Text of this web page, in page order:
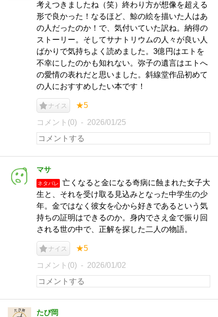
考えつきましたね（笑）終わり方が想像を超える
形で良かった！なるほど、鯨の絵を描いた人はあ
の人だったのか！で、気付いていた訳ね。納得の
ストーリー。そしてサナトリウムの人々が良い人
ばかりで気持ちよく読めました。3億円はエトを
不幸にしたのかも知れない。弥子の遺言はエトへ
の愛情の表れだと思いました。斜線堂作品初めて
の人におすすめしたい本です！
ナイス ★5
コメント(0) 2026/01/25
マサ
ネタバレ
亡くなると金になる奇病に蝕まれた女子大
生と、それを受け取る見込みとなった中学生の少
年。金ではなく彼女を心から好きであるという気
持ちの証明はできるのか。身内でさえ金で振り回
される世の中で、正解を探した二人の物語。
ナイス ★5
コメント(0) 2026/01/02
たぴ岡